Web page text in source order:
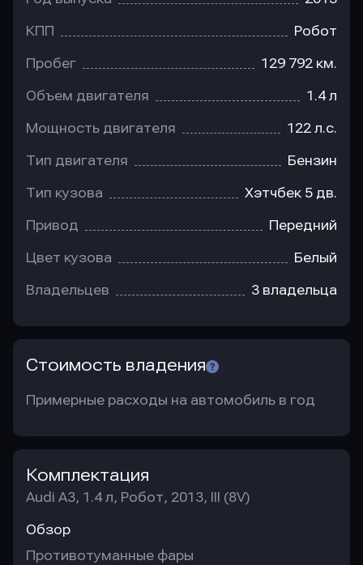
КПП Робот
Пробег 129 792 км.
Объем двигателя 1.4 л
Мощность двигателя 122 л.с.
Тип двигателя Бензин
Тип кузова Хэтчбек 5 дв.
Привод Передний
Цвет кузова Белый
Владельцев 3 владельца
Стоимость владения
Примерные расходы на автомобиль в год
Комплектация
Audi A3, 1.4 л, Робот, 2013, III (8V)
Обзор
Противотуманные фары